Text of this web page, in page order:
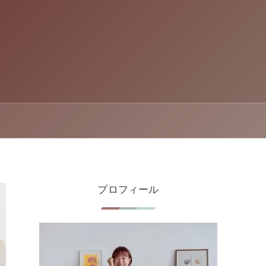
プロフィール